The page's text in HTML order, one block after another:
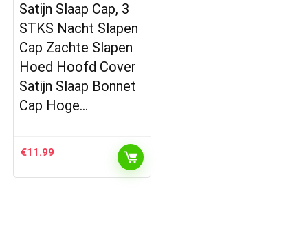
Satijn Slaap Cap, 3
STKS Nacht Slapen
Cap Zachte Slapen
Hoed Hoofd Cover
Satijn Slaap Bonnet
Cap Hoge…
€11.99